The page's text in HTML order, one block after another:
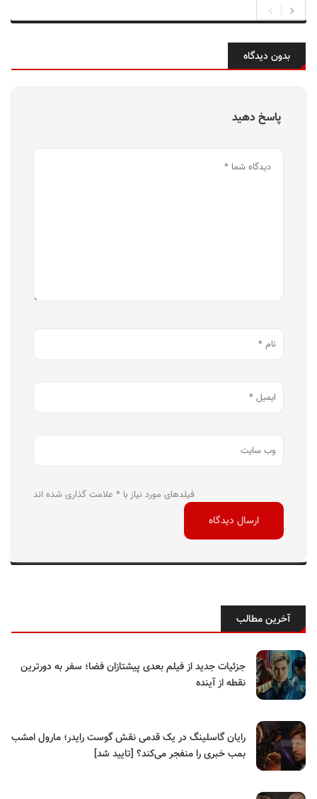
بدون دیدگاه
پاسخ دهید
فیلدهای مورد نیاز با * علامت گذاری شده اند
آخرین مطالب
جزئیات جدید از فیلم بعدی پیشتازان فضا؛ سفر به دورترین
نقطه از آینده
رایان گاسلینگ در یک قدمی نقش گوست رایدر؛ مارول امشب
بمب خبری را منفجر می‌کند؟ [تایید شد]